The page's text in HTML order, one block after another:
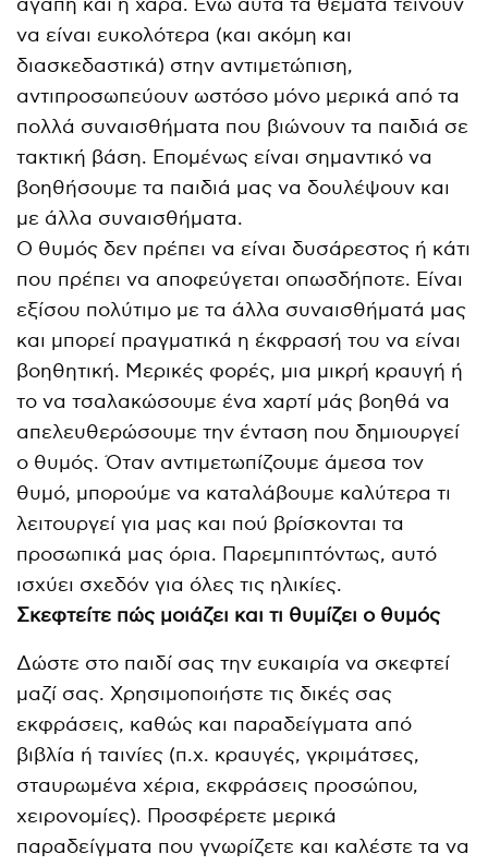
αγάπη και η χαρά. Ενώ αυτά τα θέματα τείνουν
να είναι ευκολότερα (και ακόμη και
διασκεδαστικά) στην αντιμετώπιση,
αντιπροσωπεύουν ωστόσο μόνο μερικά από τα
πολλά συναισθήματα που βιώνουν τα παιδιά σε
τακτική βάση. Επομένως είναι σημαντικό να
βοηθήσουμε τα παιδιά μας να δουλέψουν και
με άλλα συναισθήματα.
Ο θυμός δεν πρέπει να είναι δυσάρεστος ή κάτι
που πρέπει να αποφεύγεται οπωσδήποτε. Είναι
εξίσου πολύτιμο με τα άλλα συναισθήματά μας
και μπορεί πραγματικά η έκφρασή του να είναι
βοηθητική. Μερικές φορές, μια μικρή κραυγή ή
το να τσαλακώσουμε ένα χαρτί μάς βοηθά να
απελευθερώσουμε την ένταση που δημιουργεί
ο θυμός. Όταν αντιμετωπίζουμε άμεσα τον
θυμό, μπορούμε να καταλάβουμε καλύτερα τι
λειτουργεί για μας και πού βρίσκονται τα
προσωπικά μας όρια. Παρεμπιπτόντως, αυτό
ισχύει σχεδόν για όλες τις ηλικίες.
Σκεφτείτε πώς μοιάζει και τι θυμίζει ο θυμός
Δώστε στο παιδί σας την ευκαιρία να σκεφτεί
μαζί σας. Χρησιμοποιήστε τις δικές σας
εκφράσεις, καθώς και παραδείγματα από
βιβλία ή ταινίες (π.χ. κραυγές, γκριμάτσες,
σταυρωμένα χέρια, εκφράσεις προσώπου,
χειρονομίες). Προσφέρετε μερικά
παραδείγματα που γνωρίζετε και καλέστε τα να